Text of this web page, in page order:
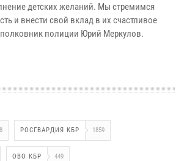
детских желаний. Мы стремимся
и внести свой вклад в их счастливое
полиции Юрий Меркулов.
РОСГВАРДИЯ КБР 1859
ОВО КБР 449